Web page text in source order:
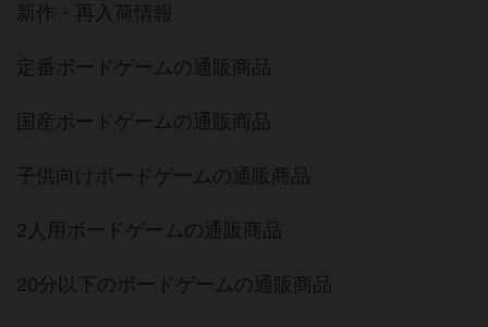
新作・再入荷情報
定番ボードゲームの通販商品
国産ボードゲームの通販商品
子供向けボードゲームの通販商品
2人用ボードゲームの通販商品
20分以下のボードゲームの通販商品